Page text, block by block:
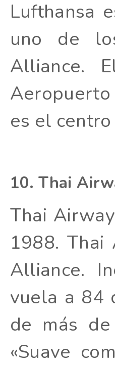
Lufthansa
uno de
Alliance.
es el
10. Thai
Thai
1988.
Alliance.
vuela a 84
de más
«Suave